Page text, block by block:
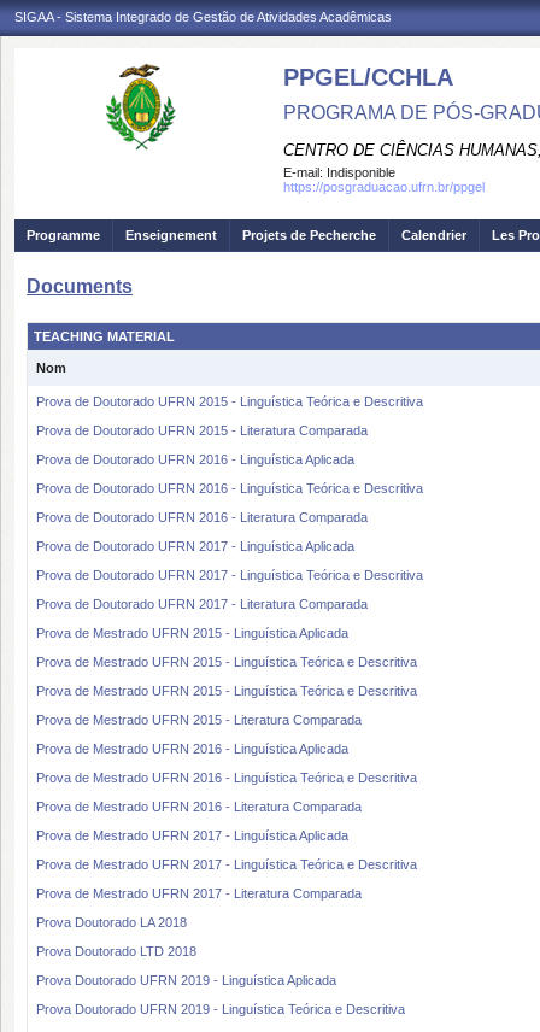
SIGAA - Sistema Integrado de Gestão de Atividades Acadêmicas
PPGEL/CCHLA
PROGRAMA DE PÓS-
CENTRO DE CIÊNCIAS
E-mail: Indisponible
https://posgraduacao.ufrn.br/ppgel
Programme Enseignement Projets de Pecherche Calendrier Les
Documents
TEACHING MATERIAL
Nom
Prova de Doutorado UFRN 2015 - Linguística Teórica e Descritiva
Prova de Doutorado UFRN 2015 - Literatura Comparada
Prova de Doutorado UFRN 2016 - Linguística Aplicada
Prova de Doutorado UFRN 2016 - Linguística Teórica e Descritiva
Prova de Doutorado UFRN 2016 - Literatura Comparada
Prova de Doutorado UFRN 2017 - Linguística Aplicada
Prova de Doutorado UFRN 2017 - Linguística Teórica e Descritiva
Prova de Doutorado UFRN 2017 - Literatura Comparada
Prova de Mestrado UFRN 2015 - Linguística Aplicada
Prova de Mestrado UFRN 2015 - Linguística Teórica e Descritiva
Prova de Mestrado UFRN 2015 - Linguística Teórica e Descritiva
Prova de Mestrado UFRN 2015 - Literatura Comparada
Prova de Mestrado UFRN 2016 - Linguística Aplicada
Prova de Mestrado UFRN 2016 - Linguística Teórica e Descritiva
Prova de Mestrado UFRN 2016 - Literatura Comparada
Prova de Mestrado UFRN 2017 - Linguística Aplicada
Prova de Mestrado UFRN 2017 - Linguística Teórica e Descritiva
Prova de Mestrado UFRN 2017 - Literatura Comparada
Prova Doutorado LA 2018
Prova Doutorado LTD 2018
Prova Doutorado UFRN 2019 - Linguística Aplicada
Prova Doutorado UFRN 2019 - Linguística Teórica e Descritiva